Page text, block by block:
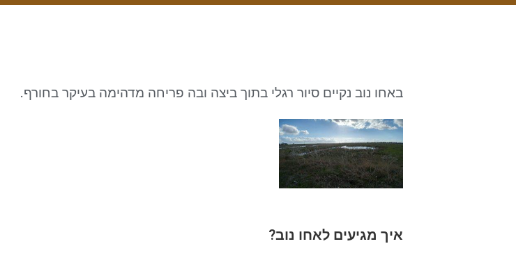
באחו נוב נקיים סיור רגלי בתוך ביצה ובה פריחה מדהימה בעיקר בחורף.
איך מגיעים לאחו נוב?